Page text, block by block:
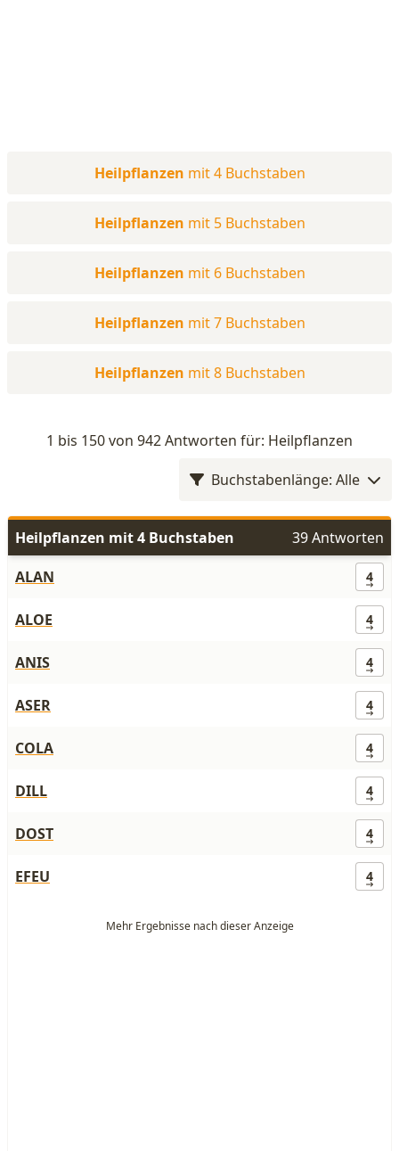
Heilpflanzen mit 4 Buchstaben
Heilpflanzen mit 5 Buchstaben
Heilpflanzen mit 6 Buchstaben
Heilpflanzen mit 7 Buchstaben
Heilpflanzen mit 8 Buchstaben
1 bis 150 von 942 Antworten für: Heilpflanzen
Buchstabenlänge: Alle
Heilpflanzen mit 4 Buchstaben
39 Antworten
ALAN
4
ALOE 4
ANIS 4
ASER 4
COLA 4
DILL 4
DOST 4
EFEU 4